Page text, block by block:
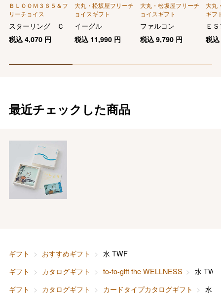
ＢＬＯＯＭ３６５＆フ
リーチョイス
スターリング Ｃ
税込 4,070円
大丸・松坂屋フリーチ
ョイスギフト
イーグル
税込 11,990 円
大丸・松坂屋フリーチ
ョイスギフト
ファルコン
税込9,790 円
大丸
ギフ
慶事
Ｅ
税
最近チェックした商品
ギフト おすすめギフト
水 TWF
ギフト
カタログギフト to-to-gift the WELLNESS
水 TWF
ギフト
カタログギフト カードタイプカタログギフト
水